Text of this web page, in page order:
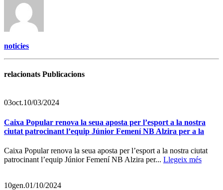
noticies
relacionats Publicacions
03oct.10/03/2024
Caixa Popular renova la seua aposta per l’esport a la nostra
ciutat patrocinant l’equip Júnior Femení NB Alzira per a la
Caixa Popular renova la seua aposta per l’esport a la nostra ciutat
patrocinant l’equip Júnior Femení NB Alzira per... Llegeix més
10gen.01/10/2024